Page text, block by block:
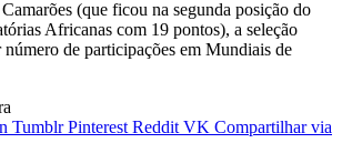
(que ficou na segunda posição do
Africanas com 19 pontos), a seleção
de participações em Mundiais de
Tumblr Pinterest Reddit VK Compartilhar via